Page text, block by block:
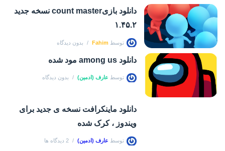
دانلود بازیcount master نسخه جدید
۱.۴۵.۲
توسط Fahim بدون دیدگاه
دانلود among us مود شده
توسط عارف (ادمین) بدون دیدگاه
دانلود ماینکرافت نسخه ی جدید برای
ویندوز ، کرک شده
توسط عارف (ادمین) 2 دیدگاه ها